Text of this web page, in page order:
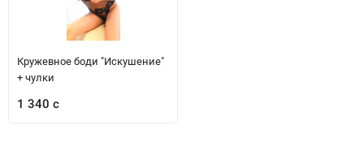
Кружевное боди "Искушение"
+ чулки
1 340 с